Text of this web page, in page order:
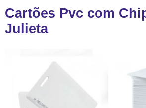
Cartões Pvc com
Julieta